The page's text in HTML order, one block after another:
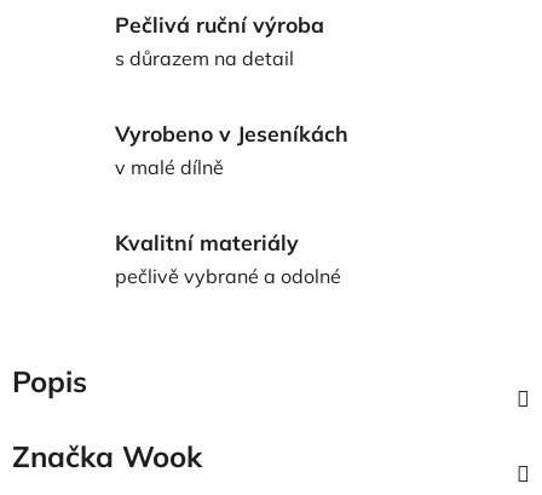
Pečlivá ruční výroba
s důrazem na detail
Vyrobeno v Jeseníkách
v malé dílně
Kvalitní materiály
pečlivě vybrané a odolné
Popis
Značka Wook